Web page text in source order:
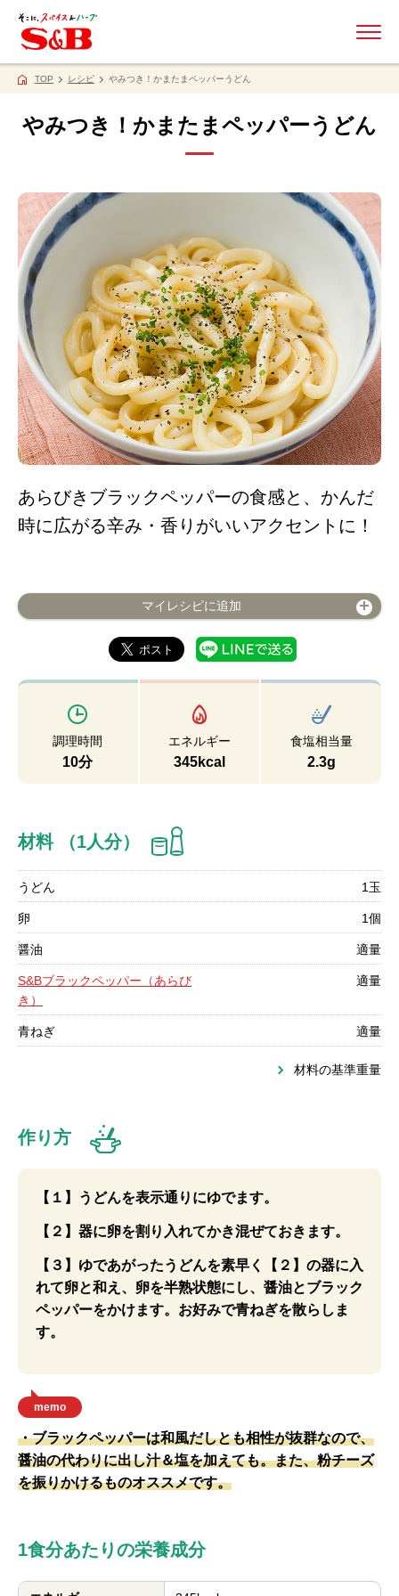
TOP レシピ やみつき！かまたまペッパーうどん
やみつき！かまたまペッパーうどん
あらびきブラックペッパーの食感と、かんだ
時に広がる辛み・香りがいいアクセントに！
マイレシピに追加
調理時間
10分
エネルギー
345kcal
食塩相当量
2.3g
材料 （1人分）
うどん 1玉
卵 1個
醤油 適量
S&Bブラックペッパー（あらび
き）
適量
青ねぎ 適量
材料の基準重量
作り方
【１】うどんを表示通りにゆでます。
【２】器に卵を割り入れてかき混ぜておきます。
【３】ゆであがったうどんを素早く【２】の器に入
れて卵と和え、卵を半熟状態にし、醤油とブラック
ペッパーをかけます。お好みで青ねぎを散らしま
す。
memo
・ブラックペッパーは和風だしとも相性が抜群なので、
醤油の代わりに出し汁＆塩を加えても。また、粉チーズ
を振りかけるものオススメです。
1食分あたりの栄養成分